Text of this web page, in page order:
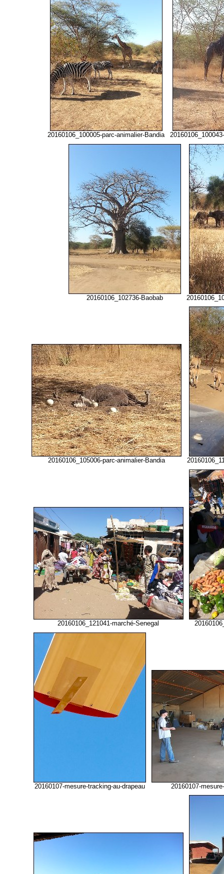
20160106_100005-parc-animalier-Bandia
20160106_102736-Baobab
20160106_105006-parc-animalier-Bandia
20160106_121041-marché-Senegal
20160107-mesure-tracking-au-drapeau 20160107-